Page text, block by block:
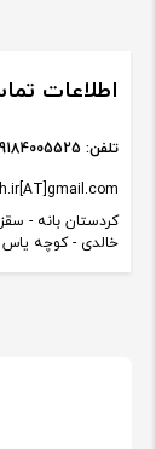
اطلاعات
کردستان بانه -
خالدی - کوچه یاس 1 - پلاک : 0 - طبقه : 1 08736248237 - 08736227961
تلفن: